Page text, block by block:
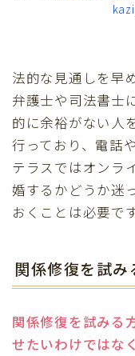
法的な見通しを早
弁護士や司法書士
的に余裕がない人
行っており、電話
テラスではオンラ
婚するかどうか迷
おくことは必要です
関係修復を試み
関係修復を試みる
せたいわけではな